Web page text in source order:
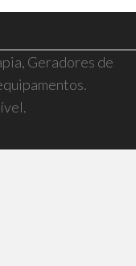
Geradores de